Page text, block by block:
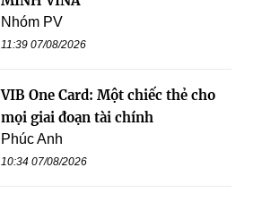
Nhóm PV
11:39 07/08/2026
VIB One Card: Một chiếc thẻ cho
mọi giai đoạn tài chính
Phúc Anh
10:34 07/08/2026